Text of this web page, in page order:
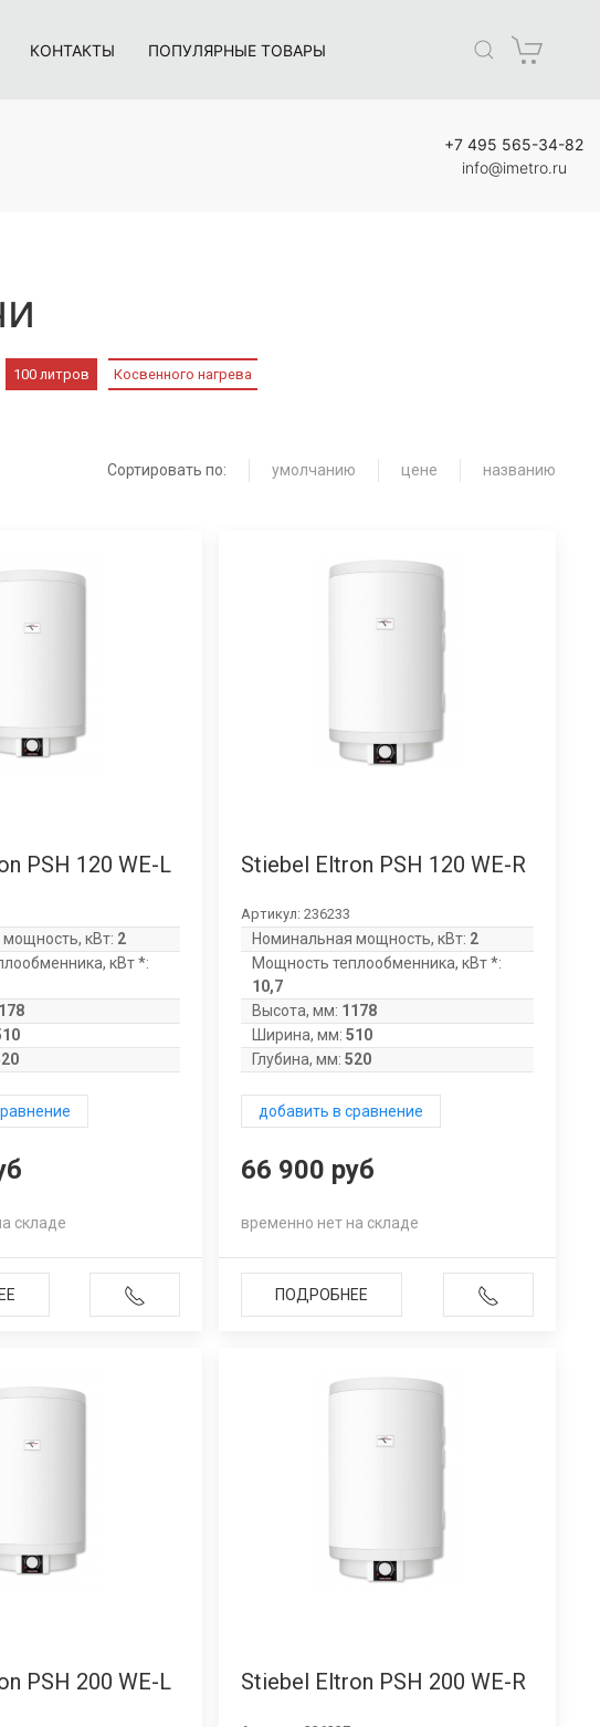
КОНТАКТЫ ПОПУЛЯРНЫЕ ТОВАРЫ
+7 495 565-34-82
info@imetro.ru
100 литров Косвенного нагрева
Сортировать по: умолчанию цене названию
PSH 120 WE-L
кВт: 2
кВт *:
складе
Stiebel Eltron PSH 120 WE-R
Артикул:236233
Номинальная мощность, кВт: 2
Мощность теплообменника, кВт *:
10,7
Высота, мм: 1178
Ширина, мм: 510
Глубина, мм: 520
добавить в сравнение
66 900 руб
временно нет на складе
ПОДРОБНЕЕ
PSH 200 WE-L Stiebel Eltron PSH 200 WE-R